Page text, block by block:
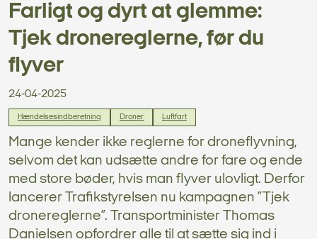
Farligt og dyrt at glemme:
Tjek dronereglerne, før du
flyver
24-04-2025
Hændelsesindberetning Droner Luftfart
Mange kender ikke reglerne for droneflyvning,
selvom det kan udsætte andre for fare og ende
med store bøder, hvis man flyver ulovligt. Derfor
lancerer Trafikstyrelsen nu kampagnen ”Tjek
dronereglerne”. Transportminister Thomas
Danielsen opfordrer alle til at sætte sig ind i